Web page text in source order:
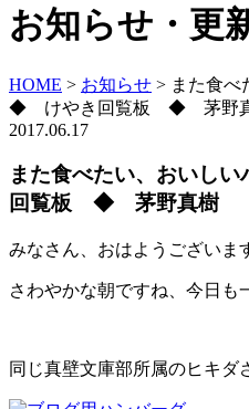
お知らせ・更
HOME > お知らせ > また食
◆ けやき回覧板 ◆ 茅野
2017.06.17
また食べたい、おいし
回覧板 ◆ 茅野真樹
みなさん、おはようございま
さわやかな朝ですね、今日も
同じ真壁文庫部所属のヒキダ